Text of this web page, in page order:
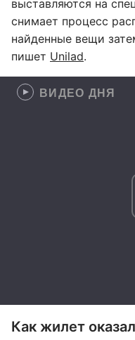
выставляются на
снимает процесс
найденные вещи
пишет Unilad.
ВИДЕО ДНЯ
Как жилет